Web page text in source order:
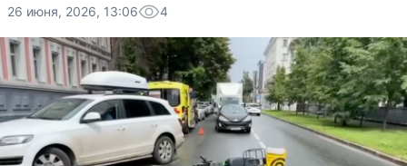
26 июня, 2026, 13:06 4